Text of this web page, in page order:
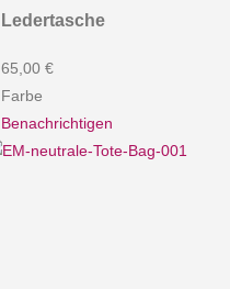
Ledertasche
65,00 €
Farbe
Benachrichtigen